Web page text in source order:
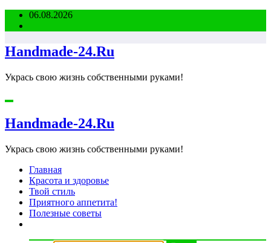
Перейти06.08.2026
Handmade-24.Ru
Укрась свою жизнь собственными руками!
Handmade-24.Ru
Укрась свою жизнь собственными руками!
Главная
Красота и здоровье
Твой стиль
Приятного аппетита!
Полезные советы